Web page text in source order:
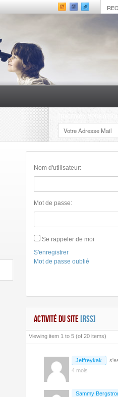
Inscrivez-vous à
Nom d'utilisateur:
Mot de passe:
Se rappeler de moi
S'enregistrer
Mot de passe oublié
ACTIVITÉ DU SITE [RSS]
Viewing item 1 to 5 (of 20 items)
Jeffreykak
4 mois
Sammy